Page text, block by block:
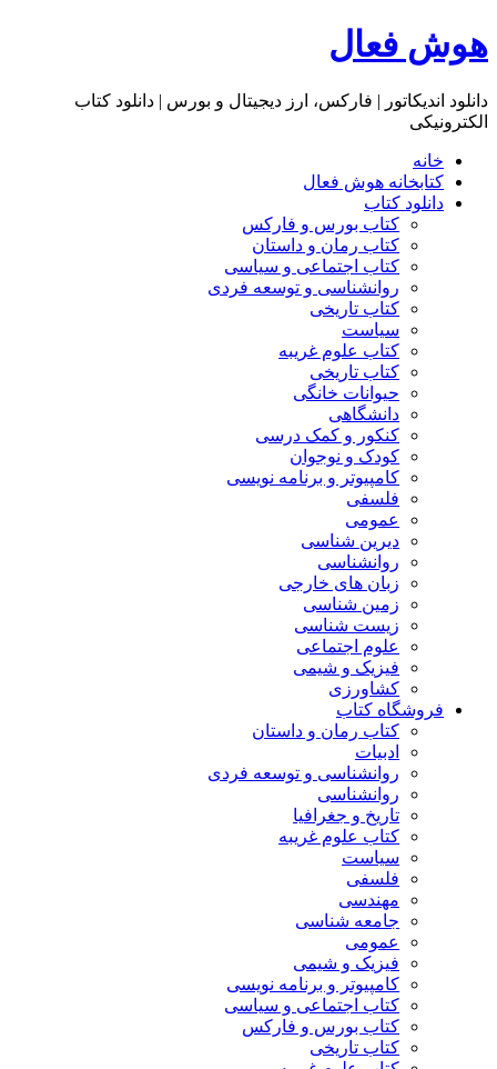
هوش فعال
دانلود اندیکاتور | فارکس، ارز دیجیتال و بورس | دانلود کتاب
الکترونیکی
خانه
کتابخانه هوش فعال
دانلود کتاب
کتاب بورس و فارکس
کتاب رمان و داستان
کتاب اجتماعی و سیاسی
روانشناسی و توسعه فردی
کتاب تاریخی
سیاست
کتاب علوم غریبه
کتاب تاریخی
حیوانات خانگی
دانشگاهی
کنکور و کمک‌ درسی
کودک و نوجوان
کامپیوتر و برنامه نویسی
فلسفی
عمومی
دیرین شناسی
روانشناسی
زبان های خارجی
زمین شناسی
زیست شناسی
علوم اجتماعی
فیزیک و شیمی
کشاورزی
فروشگاه کتاب
کتاب رمان و داستان
ادبیات
روانشناسی و توسعه فردی
روانشناسی
تاریخ و جغرافیا
کتاب علوم غریبه
سیاست
فلسفی
مهندسی
جامعه شناسی
عمومی
فیزیک و شیمی
کامپیوتر و برنامه نویسی
کتاب اجتماعی و سیاسی
کتاب بورس و فارکس
کتاب تاریخی